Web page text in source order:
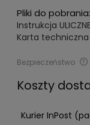
Pliki do pobrania:
Instrukcja
Karta
Bezpieczeństwo
Koszty
Cena nie
Kurier InPost